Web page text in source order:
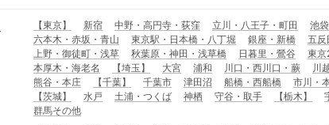
【東京】 新宿 中野・高円寺・荻窪 立川・八王子・町田 池袋
六本木・赤坂・青山
東京駅・日本橋・八丁堀 銀座・新橋 五反
上野・御徒町・浅草
秋葉原・神田・浅草橋 日暮里・鶯谷 東
本厚木・海老名
【埼玉】 大宮 浦和 川口・西川口・蕨 川
熊谷・本庄
【千葉】 千葉市 津田沼 船橋・西船橋 市川・
【茨城】
水戸 土浦・つくば 神栖 守谷・取手 【栃木】
群馬その他